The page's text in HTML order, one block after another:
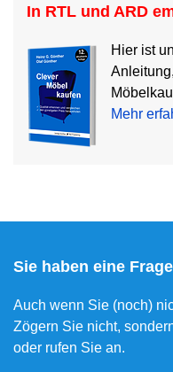
In RTL und ARD
Hier ist
Mehr
Sie haben eine
Auch wenn Sie (noch)
Zögern Sie nicht,
oder rufen Sie an.